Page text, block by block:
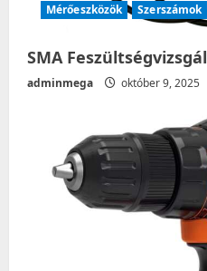
Mérőeszközök
Szerszámok
SMA
adminmega október 9, 2025